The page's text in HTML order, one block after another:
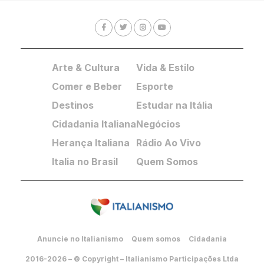
Arte & Cultura
Comer e Beber
Destinos
Cidadania Italiana
Herança Italiana
Italia no Brasil
Vida & Estilo
Esporte
Estudar na Itália
Negócios
Rádio Ao Vivo
Quem Somos
Anuncie no Italianismo Quem somos Cidadania
2016-2026 – © Copyright – Italianismo Participações Ltda